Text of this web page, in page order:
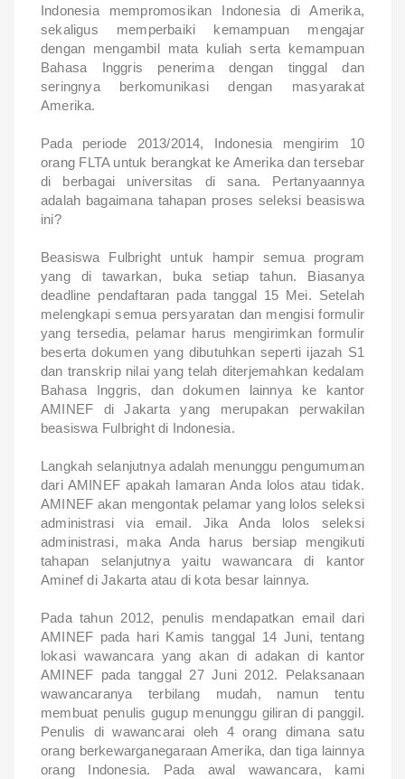
Indonesia mempromosikan Indonesia di Amerika,
sekaligus memperbaiki kemampuan mengajar
dengan mengambil mata kuliah serta kemampuan
Bahasa Inggris penerima dengan tinggal dan
seringnya berkomunikasi dengan masyarakat
Amerika.
Pada periode 2013/2014, Indonesia mengirim 10
orang FLTA untuk berangkat ke Amerika dan tersebar
di berbagai universitas di sana. Pertanyaannya
adalah bagaimana tahapan proses seleksi beasiswa
ini?
Beasiswa Fulbright untuk hampir semua program
yang di tawarkan, buka setiap tahun. Biasanya
deadline pendaftaran pada tanggal 15 Mei. Setelah
melengkapi semua persyaratan dan mengisi formulir
yang tersedia, pelamar harus mengirimkan formulir
beserta dokumen yang dibutuhkan seperti ijazah S1
dan transkrip nilai yang telah diterjemahkan kedalam
Bahasa Inggris, dan dokumen lainnya ke kantor
AMINEF di Jakarta yang merupakan perwakilan
beasiswa Fulbright di Indonesia.
Langkah selanjutnya adalah menunggu pengumuman
dari AMINEF apakah lamaran Anda lolos atau tidak.
AMINEF akan mengontak pelamar yang lolos seleksi
administrasi via email. Jika Anda lolos seleksi
administrasi, maka Anda harus bersiap mengikuti
tahapan selanjutnya yaitu wawancara di kantor
Aminef di Jakarta atau di kota besar lainnya.
Pada tahun 2012, penulis mendapatkan email dari
AMINEF pada hari Kamis tanggal 14 Juni, tentang
lokasi wawancara yang akan di adakan di kantor
AMINEF pada tanggal 27 Juni 2012. Pelaksanaan
wawancaranya terbilang mudah, namun tentu
membuat penulis gugup menunggu giliran di panggil.
Penulis di wawancarai oleh 4 orang dimana satu
orang berkewarganegaraan Amerika, dan tiga lainnya
orang Indonesia. Pada awal wawancara, kami